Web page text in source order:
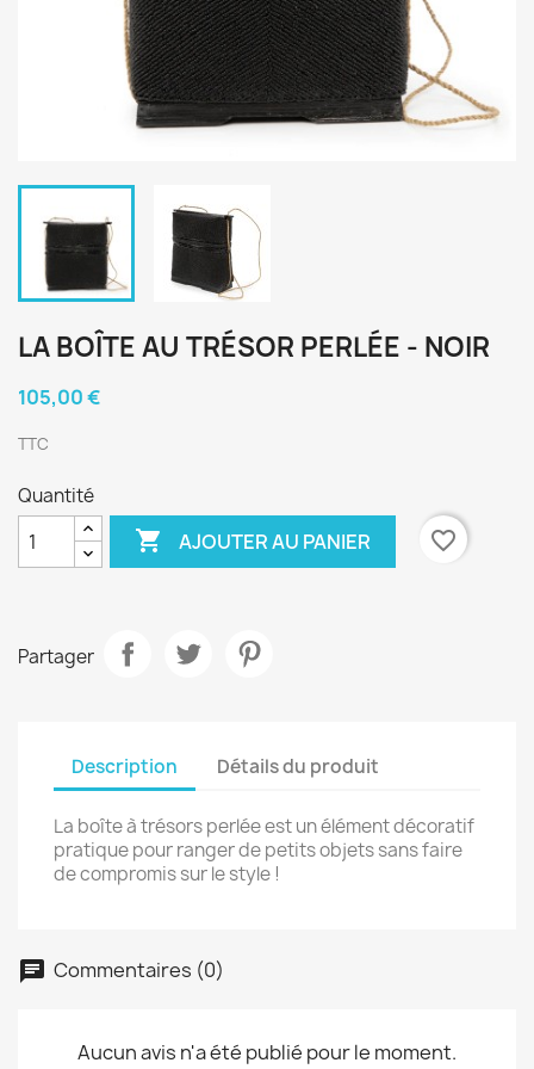
LA BOÎTE AU TRÉSOR PERLÉE - NOIR
105,00 €
TTC
Quantité
 AJOUTER AU PANIER favorite_border
Partager
Description Détails du produit
La boîte à trésors perlée est un élément décoratif
pratique pour ranger de petits objets sans faire
de compromis sur le style !
Commentaires (0)
Aucun avis n'a été publié pour le moment.